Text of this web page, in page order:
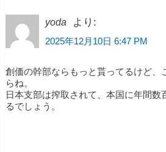
yoda より:
2025年12月10日 6:47 PM
創価の幹部ならもっと貰ってるけど、
らね。
日本支部は搾取されて、本国に年間数
るでしょう。